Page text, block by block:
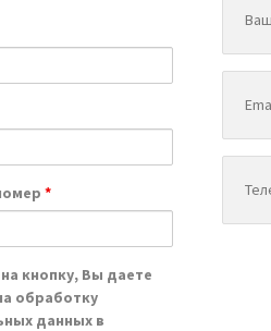
*
кнопку, Вы даете
обработку
данных в